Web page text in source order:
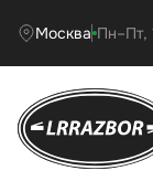
Москва Пн–Пт,